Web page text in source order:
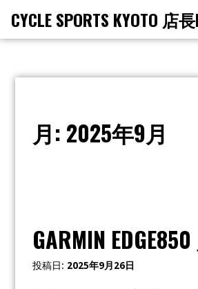
テ
CYCLE SPORTS KYOTO 店
月: 2025年9月
GARMIN
投稿日: 2025年9月26日